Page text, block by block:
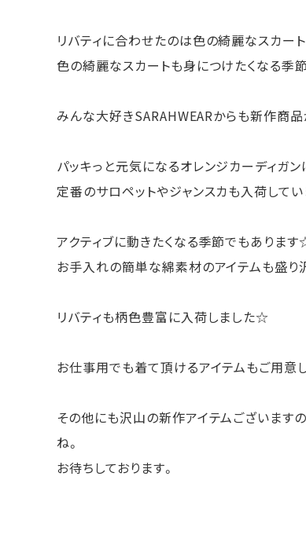
リバティに合わせたのは色の綺麗なスカー
色の綺麗なスカートも身につけたくなる季
みんな大好きSARAHWEARからも新作商
パッキっと元気になるオレンジカーディガ
定番のサロペットやジャンスカも入荷して
アクティブに動きたくなる季節でもありま
お手入れの簡単な綿素材のアイテムも盛り
リバティも柄色豊富に入荷しました☆
お仕事用でも着て頂けるアイテムもご用意し
その他にも沢山の新作アイテムございます
ね。
お待ちしております。